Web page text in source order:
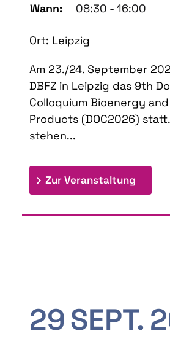
Wann:
08:30 - 16:00
Ort: Leipzig
Am 23./24. September
DBFZ in Leipzig das 9th
Colloquium Bioenergy
Products (DOC2026)
stehen...
Zur Veranstaltung
29SEPT.